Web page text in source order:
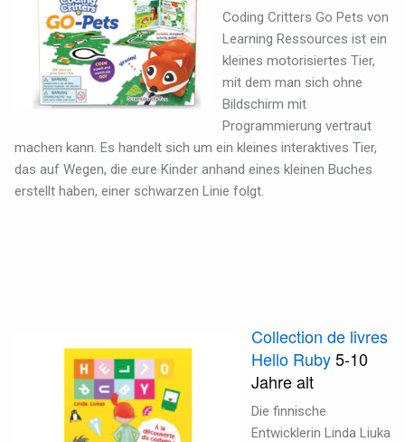
Coding Critters Go Pets von
Learning Ressources ist ein
kleines motorisiertes Tier,
mit dem man sich ohne
Bildschirm mit
Programmierung vertraut
machen kann. Es handelt sich um ein kleines interaktives Tier,
das auf Wegen, die eure Kinder anhand eines kleinen Buches
erstellt haben, einer schwarzen Linie folgt.
Collection de livres
Hello Ruby5-10
Jahre alt
Die finnische
Entwicklerin Linda Liuka